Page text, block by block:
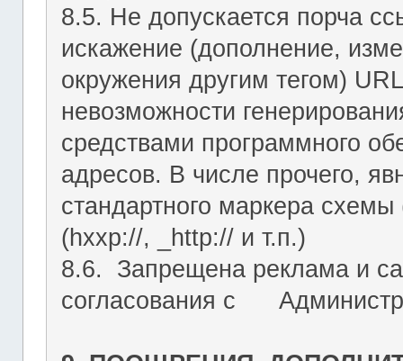
8.5. Не допускается порча
искажение (дополнение,
окружения другим тегом)
невозможности
средствами программного
адресов. В числе прочего,
стандартного маркера
(hxxp://, _http:// и т.п.)
8.6. Запрещена реклама и
согласования с